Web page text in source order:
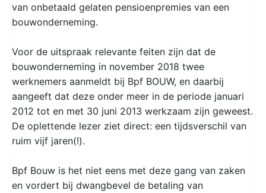
van onbetaald gelaten pensioenpremies van een
bouwonderneming.
Voor de uitspraak relevante feiten zijn dat de
bouwonderneming in november 2018 twee
werknemers aanmeldt bij Bpf BOUW, en daarbij
aangeeft dat deze onder meer in de periode januari
2012 tot en met 30 juni 2013 werkzaam zijn geweest.
De oplettende lezer ziet direct: een tijdsverschil van
ruim vijf jaren(!).
Bpf Bouw is het niet eens met deze gang van zaken
en vordert bij dwangbevel de betaling van